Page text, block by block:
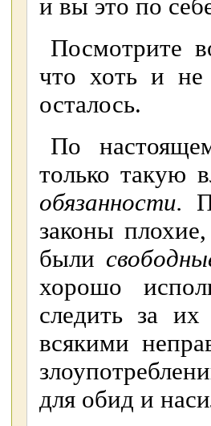
и вы это по
Посмотрите
что хоть и
осталось.
По
только такую
обязанности.
законы
были
хорошо
следить за
всякими
для обид и